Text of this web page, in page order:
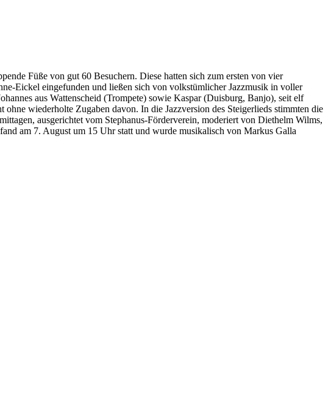
Füße von gut 60 Besuchern. Diese hatten sich zum ersten von vier
Eickel eingefunden und ließen sich von volkstümlicher Jazzmusik in voller
aus Wattenscheid (Trompete) sowie Kaspar (Duisburg, Banjo), seit elf
wiederholte Zugaben davon. In die Jazzversion des Steigerlieds stimmten die
ausgerichtet vom Stephanus-Förderverein, moderiert von Diethelm Wilms,
am 7. August um 15 Uhr statt und wurde musikalisch von Markus Galla